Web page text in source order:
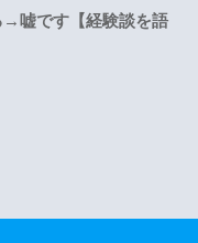
→嘘です【経験談を語